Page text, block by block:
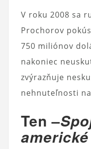
V roku 2008 sa
Prochorov
750 miliónov
nakoniec
zvýrazňuje
nehnuteľnosti
Ten –
americké